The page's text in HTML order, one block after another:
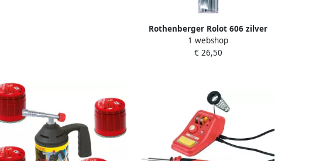
Rothenberger Rolot 606 zilver
hardsoldeer 1st. ROT035606
1 webshop
€ 26,50